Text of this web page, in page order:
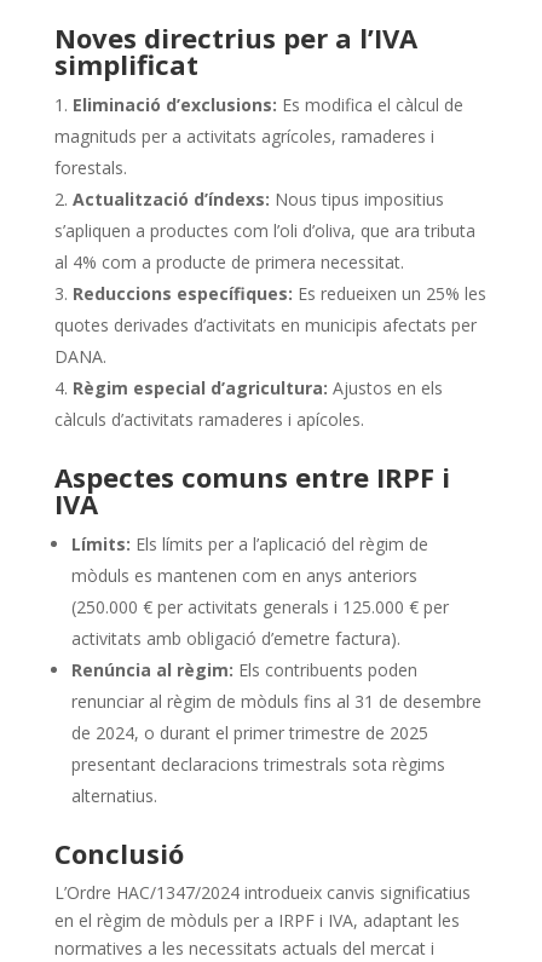
Noves directrius per a l’IVA
simplificat
Eliminació d’exclusions: Es modifica el càlcul de
magnituds per a activitats agrícoles, ramaderes i
forestals.
Actualització d’índexs: Nous tipus impositius
s’apliquen a productes com l’oli d’oliva, que ara tributa
al 4% com a producte de primera necessitat.
Reduccions específiques: Es redueixen un 25% les
quotes derivades d’activitats en municipis afectats per
DANA.
Règim especial d’agricultura: Ajustos en els
càlculs d’activitats ramaderes i apícoles.
Aspectes comuns entre IRPF i
IVA
Límits: Els límits per a l’aplicació del règim de
mòduls es mantenen com en anys anteriors
(250.000 € per activitats generals i 125.000 € per
activitats amb obligació d’emetre factura).
Renúncia al règim: Els contribuents poden
renunciar al règim de mòduls fins al 31 de desembre
de 2024, o durant el primer trimestre de 2025
presentant declaracions trimestrals sota règims
alternatius.
Conclusió
L’Ordre HAC/1347/2024 introdueix canvis significatius
en el règim de mòduls per a IRPF i IVA, adaptant les
normatives a les necessitats actuals del mercat i